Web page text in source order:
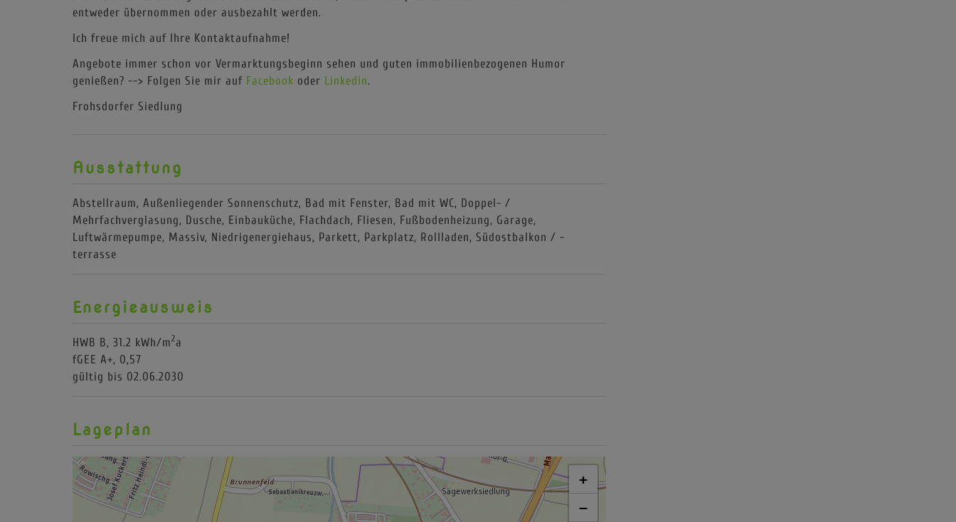
entweder übernommen oder ausbezahlt werden.
Ich freue mich auf Ihre Kontaktaufnahme!
Angebote immer schon vor Vermarktungsbeginn sehen und guten immobilienbezogenen Humor
genießen? --> Folgen Sie mir auf Facebook oder Linkedin.
Frohsdorfer Siedlung
Ausstattung
Abstellraum Außenliegender Sonnenschutz Bad mit Fenster Bad mit WC Doppel- /
Mehrfachverglasung
Dusche Einbauküche Flachdach Fliesen Fußbodenheizung
Garage
Luftwärmepumpe Massiv Niedrigenergiehaus Parkett Parkplatz Rollladen Südostbalkon / -
terrasse
Energieausweis
HWB B, 31.2 kWh/m2a
fGEE A+, 0,57
gültig bis 02.06.2030
Lageplan
+
−